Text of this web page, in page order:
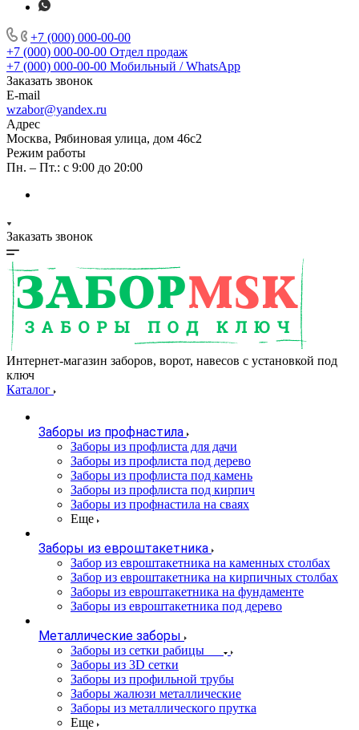
+7 (000) 000-00-00
+7 (000) 000-00-00 Отдел продаж
+7 (000) 000-00-00 Мобильный / WhatsApp
Заказать звонок
E-mail
wzabor@yandex.ru
Адрес
Москва, Рябиновая улица, дом 46с2
Режим работы
Пн. – Пт.: с 9:00 до 20:00
Заказать звонок
Интернет-магазин заборов, ворот, навесов с установкой под
ключ
Каталог
Заборы из профнастила
Заборы из профлиста для дачи
Заборы из профлиста под дерево
Заборы из профлиста под камень
Заборы из профлиста под кирпич
Заборы из профнастила на сваях
Еще
Заборы из евроштакетника
Забор из евроштакетника на каменных столбах
Забор из евроштакетника на кирпичных столбах
Заборы из евроштакетника на фундаменте
Заборы из евроштакетника под дерево
Металлические заборы
Заборы из сетки рабицы
Заборы из 3D сетки
Заборы из профильной трубы
Заборы жалюзи металлические
Заборы из металлического прутка
Еще